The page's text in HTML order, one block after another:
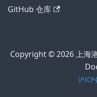
GitHub 仓库
Copyright © 2026 上海
沪